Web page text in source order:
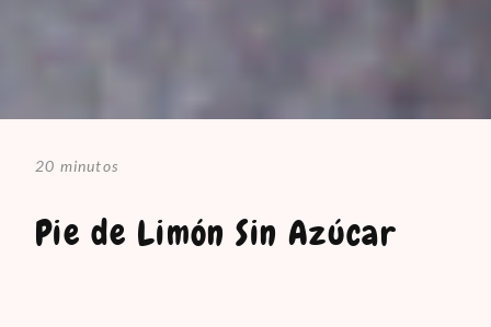
20 minutos
Pie de Limón Sin Azúcar